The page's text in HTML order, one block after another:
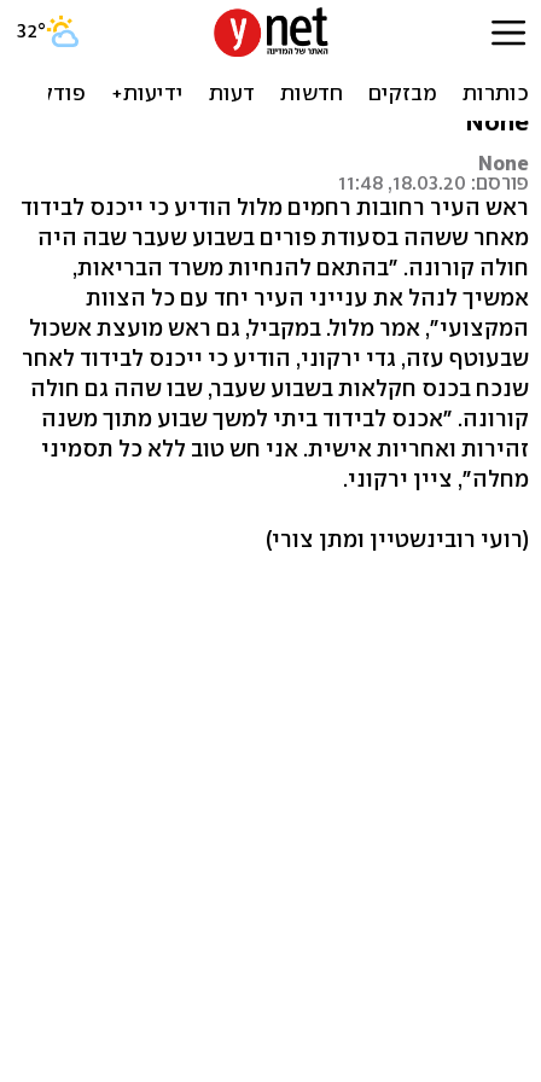
ראש העיר רחובות וראש
מועצת אשכול נכנסו לבידוד
None
None
פורסם: 18.03.20, 11:48
ראש העיר רחובות רחמים מלול הודיע כי ייכנס לבידוד
מאחר ששהה בסעודת פורים בשבוע שעבר שבה היה
חולה קורונה. "בהתאם להנחיות משרד הבריאות,
אמשיך לנהל את ענייני העיר יחד עם כל הצוות
המקצועי", אמר מלול. במקביל, גם ראש מועצת אשכול
שבעוטף עזה, גדי ירקוני, הודיע כי ייכנס לבידוד לאחר
שנכח בכנס חקלאות בשבוע שעבר, שבו שהה גם חולה
קורונה. "אכנס לבידוד ביתי למשך שבוע מתוך משנה
זהירות ואחריות אישית. אני חש טוב ללא כל תסמיני
מחלה", ציין ירקוני.
(רועי רובינשטיין ומתן צורי)